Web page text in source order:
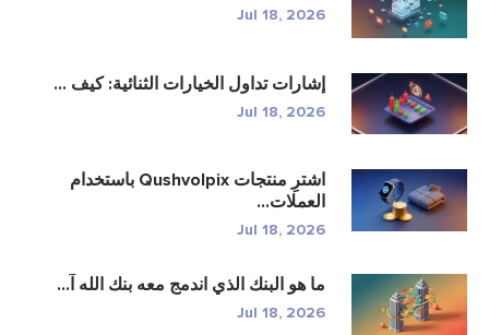
Jul 18, 2026
إشارات تداول الخيارات الثنائية: كيف ...
Jul 18, 2026
اشترِ منتجات Qushvolpix باستخدام
العملات...
Jul 18, 2026
ما هو البنك الذي اندمج معه بنك الله آ...
Jul 18, 2026